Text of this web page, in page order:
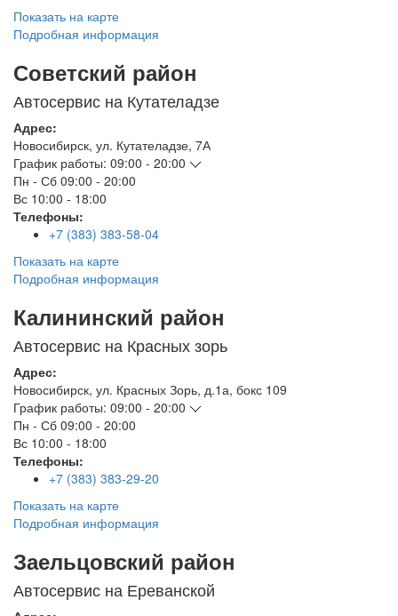
Показать на карте
Подробная информация
Советский район
Автосервис на Кутателадзе
Адрес:
Новосибирск, ул. Кутателадзе, 7А
График работы: 09:00 - 20:00
Пн - Сб 09:00 - 20:00
Вс 10:00 - 18:00
Телефоны:
+7 (383) 383-58-04
Показать на карте
Подробная информация
Калининский район
Автосервис на Красных зорь
Адрес:
Новосибирск, ул. Красных Зорь, д.1а, бокс 109
График работы: 09:00 - 20:00
Пн - Сб 09:00 - 20:00
Вс 10:00 - 18:00
Телефоны:
+7 (383) 383-29-20
Показать на карте
Подробная информация
Заельцовский район
Автосервис на Ереванской